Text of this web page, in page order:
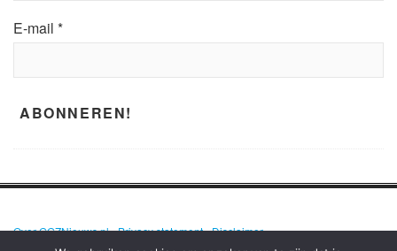
E-mail *
Over GGZNieuws.nl•Privacy statement•Disclaimer